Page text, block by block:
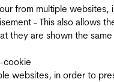
from multiple websites,
- This also allows
they are shown the same
cookie
websites, in order to